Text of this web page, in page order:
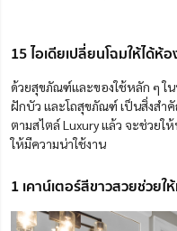
15 ไอเดียเปลี่ยนโฉมให้ได้ห้
ด้วยสุขภัณฑ์และของใช้หลัก ๆ ใ
ฝักบัว และโถสุขภัณฑ์ เป็นสิ่งสำ
ตามสไตล์ Luxury แล้ว จะช่วย
ให้มีความน่าใช้งาน
1 เคาน์เตอร์สีขาวสวยช่วย